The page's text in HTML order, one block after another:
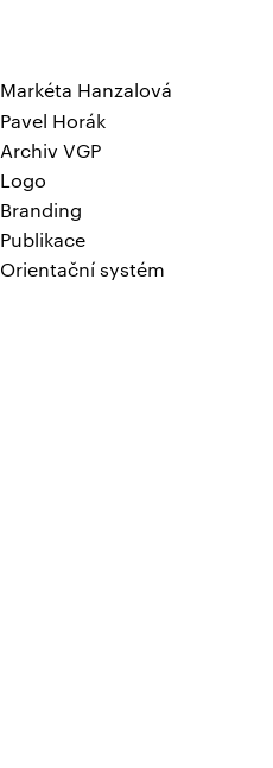
Markéta Hanzalová
Pavel Horák
Archiv VGP
Logo
Branding
Publikace
Orientační systém